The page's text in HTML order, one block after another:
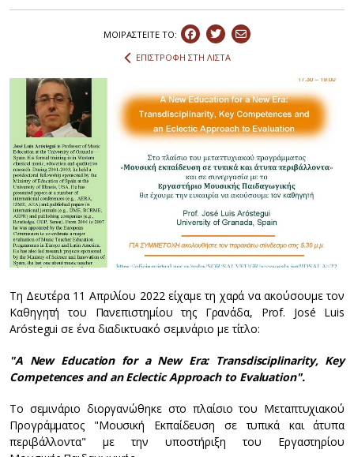
ΜΟΙΡΑΣΤEIΤΕ ΤΟ:
ΕΠΙΣΤΡΟΦΗ ΣΤΗ ΛΙΣΤΑ
Τη Δευτέρα 11 Απριλίου 2022 είχαμε τη χαρά να ακούσουμε τον
Καθηγητή του Πανεπιστημίου της Γρανάδα, Prof. José Luis
Aróstegui σε ένα διαδικτυακό σεμινάριο με τίτλο:
"A New Education for a New Era: Transdisciplinarity, Key
Competences and an Eclectic Approach to Evaluation".
Το σεμινάριο διοργανώθηκε στο πλαίσιο του Μεταπτυχιακού
Προγράμματος "Μουσική Εκπαίδευση σε τυπικά και άτυπα
περιβάλλοντα" με την υποστήριξη του Εργαστηρίου